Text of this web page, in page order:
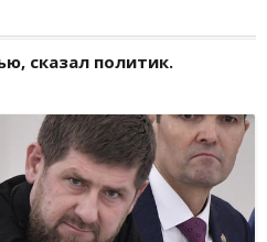
сказал политик.